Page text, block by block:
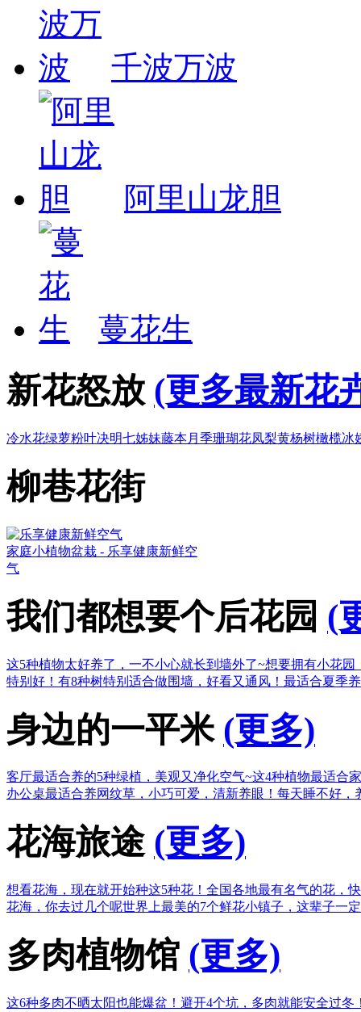
千波万波
阿里山龙胆
蔓花生
新花怒放 (更多最新花
冷水花绿萝粉叶决明七姊妹藤本月季珊瑚花凤梨黄杨树橄榄冰
柳巷花街
家庭小植物盆栽 - 乐享健康新鲜空
气
我们都想要个后花园 (
这5种植物太好养了，一不小心就长到墙外了~想要拥有小花园
特别好！ 有8种树特别适合做围墙，好看又通风！ 最适合夏季
身边的一平米 (更多)
客厅最适合养的5种绿植，美观又净化空气~这4种植物最适合
办公桌最适合养网纹草，小巧可爱，清新养眼！ 每天睡不好，
花海旅途 (更多)
想看花海，现在就开始种这5种花！ 全国各地最有名气的花，
花海，你去过几个呢世界上最美的7个鲜花小镇子，这辈子一
多肉植物馆 (更多)
这6种多肉不晒太阳也能爆盆！ 避开4个坑，多肉就能安全过冬